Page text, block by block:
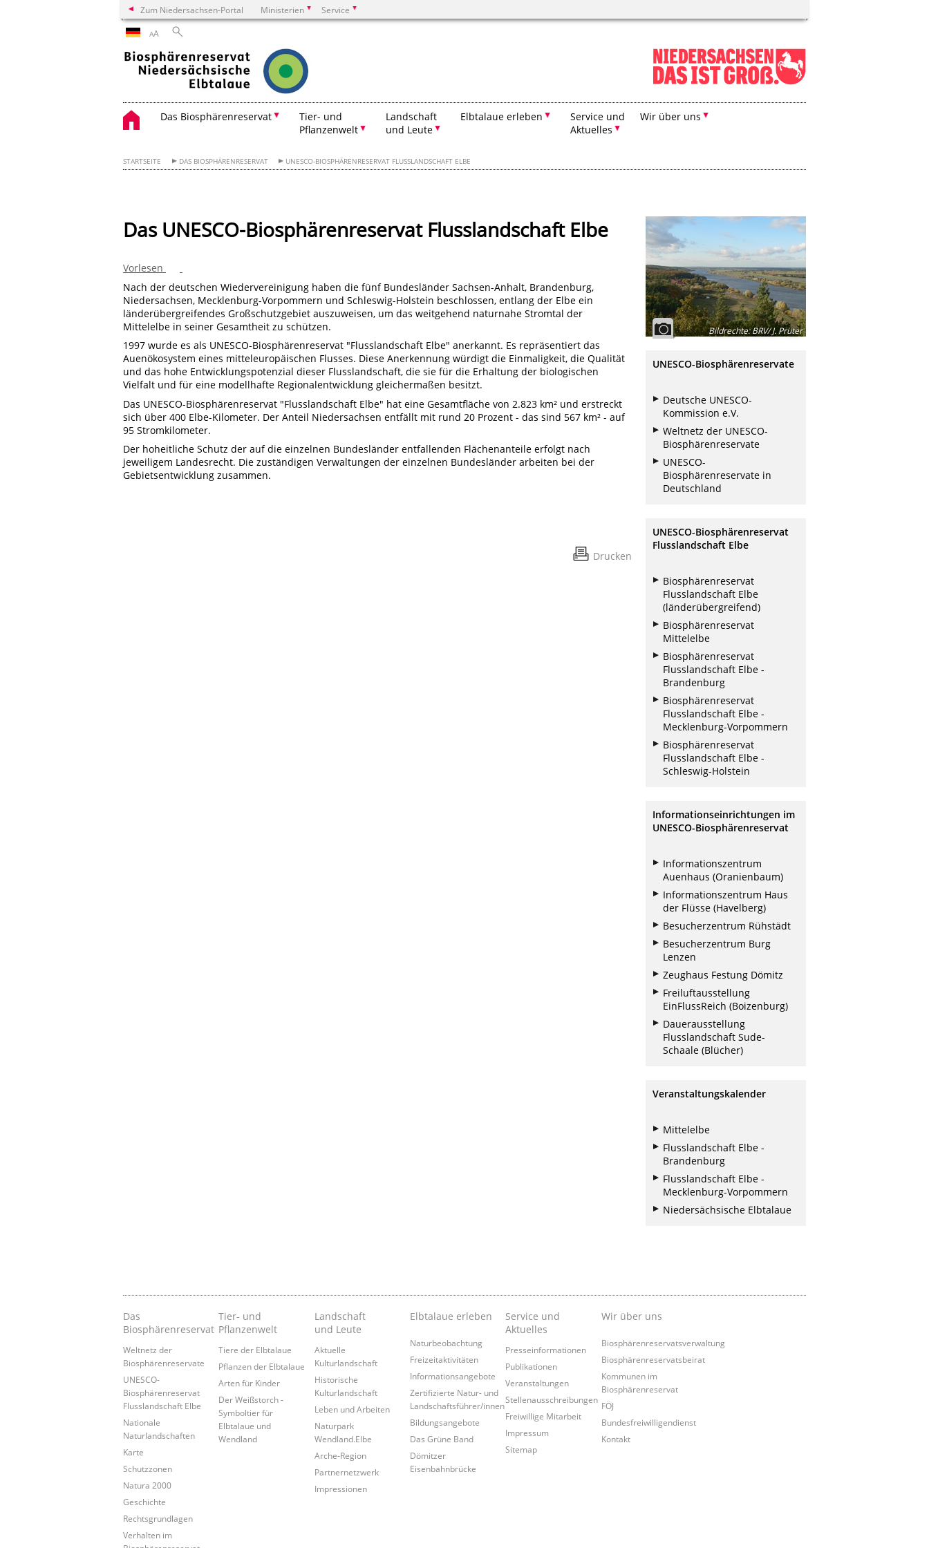
Zum Niedersachsen-Portal Ministerien Service
AA
Das Biosphärenreservat
Tier- und
Pflanzenwelt
Landschaft
und Leute
Elbtalaue erleben
Service und
Aktuelles
Wir über uns
STARTSEITE DAS BIOSPHÄRENRESERVAT UNESCO-BIOSPHÄRENRESERVAT FLUSSLANDSCHAFT ELBE
Das UNESCO-Biosphärenreservat Flusslandschaft Elbe
Vorlesen
Nach der deutschen Wiedervereinigung haben die fünf Bundesländer Sachsen-Anhalt, Brandenburg,
Niedersachsen, Mecklenburg-Vorpommern und Schleswig-Holstein beschlossen, entlang der Elbe ein
länderübergreifendes Großschutzgebiet auszuweisen, um das weitgehend naturnahe Stromtal der
Mittelelbe in seiner Gesamtheit zu schützen.
1997 wurde es als UNESCO-Biosphärenreservat "Flusslandschaft Elbe" anerkannt. Es repräsentiert das
Auenökosystem eines mitteleuropäischen Flusses. Diese Anerkennung würdigt die Einmaligkeit, die Qualität
und das hohe Entwicklungspotenzial dieser Flusslandschaft, die sie für die Erhaltung der biologischen
Vielfalt und für eine modellhafte Regionalentwicklung gleichermaßen besitzt.
Das UNESCO-Biosphärenreservat "Flusslandschaft Elbe" hat eine Gesamtfläche von 2.823 km² und erstreckt
sich über 400 Elbe-Kilometer. Der Anteil Niedersachsen entfällt mit rund 20 Prozent - das sind 567 km² - auf
95 Stromkilometer.
Der hoheitliche Schutz der auf die einzelnen Bundesländer entfallenden Flächenanteile erfolgt nach
jeweiligem Landesrecht. Die zuständigen Verwaltungen der einzelnen Bundesländer arbeiten bei der
Gebietsentwicklung zusammen.
Drucken
Bildrechte:BRV/ J. Prüter
UNESCO-Biosphärenreservate
Deutsche UNESCO-
Kommission e.V.
Weltnetz der UNESCO-
Biosphärenreservate
UNESCO-
Biosphärenreservate in
Deutschland
UNESCO-Biosphärenreservat
Flusslandschaft Elbe
Biosphärenreservat
Flusslandschaft Elbe
(länderübergreifend)
Biosphärenreservat
Mittelelbe
Biosphärenreservat
Flusslandschaft Elbe -
Brandenburg
Biosphärenreservat
Flusslandschaft Elbe -
Mecklenburg-Vorpommern
Biosphärenreservat
Flusslandschaft Elbe -
Schleswig-Holstein
Informationseinrichtungen im
UNESCO-Biosphärenreservat
Informationszentrum
Auenhaus (Oranienbaum)
Informationszentrum Haus
der Flüsse (Havelberg)
Besucherzentrum Rühstädt
Besucherzentrum Burg
Lenzen
Zeughaus Festung Dömitz
Freiluftausstellung
EinFlussReich (Boizenburg)
Dauerausstellung
Flusslandschaft Sude-
Schaale (Blücher)
Veranstaltungskalender
Mittelelbe
Flusslandschaft Elbe -
Brandenburg
Flusslandschaft Elbe -
Mecklenburg-Vorpommern
Niedersächsische Elbtalaue
Das
Biosphärenreservat
Weltnetz der
Biosphärenreservate
UNESCO-
Biosphärenreservat
Flusslandschaft Elbe
Nationale
Naturlandschaften
Karte
Schutzzonen
Natura 2000
Geschichte
Rechtsgrundlagen
Verhalten im
Tier- und
Pflanzenwelt
Tiere der Elbtalaue
Pflanzen der Elbtalaue
Arten für Kinder
Der Weißstorch -
Symboltier für
Elbtalaue und
Wendland
Landschaft
und Leute
Aktuelle
Kulturlandschaft
Historische
Kulturlandschaft
Leben und Arbeiten
Naturpark
Wendland.Elbe
Arche-Region
Partnernetzwerk
Impressionen
Elbtalaue erleben
Naturbeobachtung
Freizeitaktivitäten
Informationsangebote
Zertifizierte Natur- und
Landschaftsführer/innen
Bildungsangebote
Das Grüne Band
Dömitzer
Eisenbahnbrücke
Service und
Aktuelles
Presseinformationen
Publikationen
Veranstaltungen
Stellenausschreibungen
Freiwillige Mitarbeit
Impressum
Sitemap
Wir über uns
Biosphärenreservatsverwaltung
Biosphärenreservatsbeirat
Kommunen im
Biosphärenreservat
FÖJ
Bundesfreiwilligendienst
Kontakt